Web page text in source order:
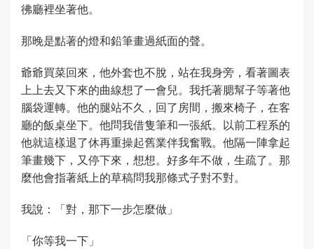
彿廳裡坐著他。
那晚是點著的燈和鉛筆畫過紙面的聲。
爺爺買菜回來，他外套也不脫，站在我身旁，看著圖表
上上去又下來的曲線想了一會兒。我托著腮幫子等著他
腦袋運轉。他的腿站不久，回了房間，搬來椅子，在客
廳的飯桌坐下。他問我借隻筆和一張紙。以前工程系的
他就這樣退了休再重操起舊業伴我奮戰。他隔一陣拿起
筆畫幾下，又停下來，想想。好多年不做，生疏了。那
麼他會指著紙上的草稿問我那條式子對不對。
我說：「對，那下一步怎麼做」
「你等我一下」